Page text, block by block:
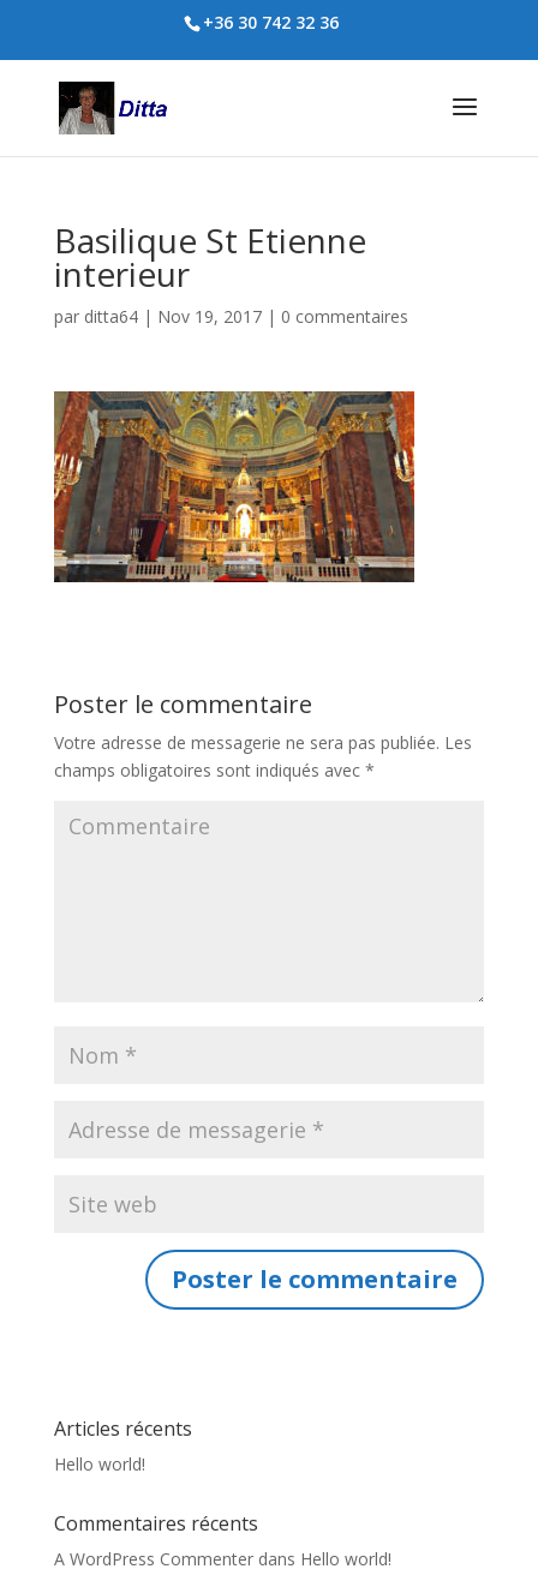
+36 30 742 32 36
Basilique St Etienne
interieur
par ditta64| Nov 19, 2017| 0 commentaires
Poster le commentaire
Votre adresse de messagerie ne sera pas publiée. Les
champs obligatoires sont indiqués avec *
Articles récents
Hello world!
Commentaires récents
A WordPress Commenterdans Hello world!